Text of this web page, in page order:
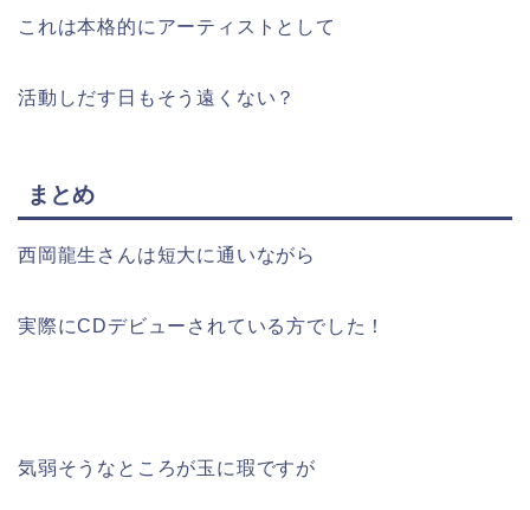
これは本格的にアーティストとして
活動しだす日もそう遠くない？
まとめ
西岡龍生さんは短大に通いながら
実際にCDデビューされている方でした！
気弱そうなところが玉に瑕ですが